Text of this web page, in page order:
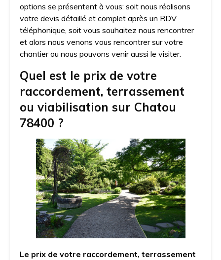
options se présentent à vous: soit nous réalisons
votre devis détaillé et complet après un RDV
téléphonique, soit vous souhaitez nous rencontrer
et alors nous venons vous rencontrer sur votre
chantier ou nous pouvons venir aussi le visiter.
Quel est le prix de votre
raccordement, terrassement
ou viabilisation sur Chatou
78400 ?
Le prix de votre raccordement, terrassement